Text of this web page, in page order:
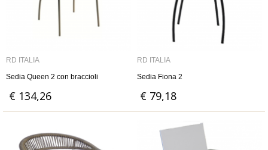
RD ITALIA
Sedia Queen 2 con braccioli
€ 134,26
RD ITALIA
Sedia Fiona 2
€ 79,18